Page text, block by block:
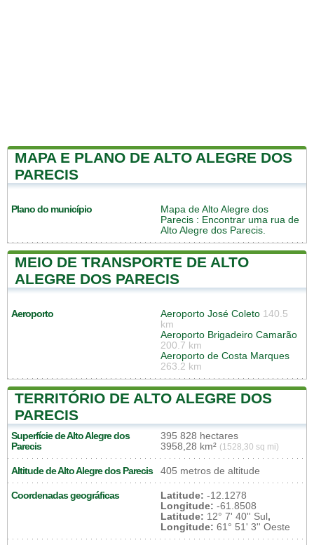
MAPA E PLANO DE ALTO ALEGRE DOS
PARECIS
Plano do município
Mapa de Alto Alegre dos
Parecis : Encontrar uma rua de
Alto Alegre dos Parecis.
MEIO DE TRANSPORTE DE ALTO
ALEGRE DOS PARECIS
Aeroporto Aeroporto José Coleto 140.5
km
Aeroporto Brigadeiro Camarão
200.7 km
Aeroporto de Costa Marques
263.2 km
TERRITÓRIO DE ALTO ALEGRE DOS
PARECIS
Superfície de Alto Alegre dos
Parecis
395 828 hectares
3958,28 km² (1528,30 sq mi)
Altitude de Alto Alegre dos Parecis 405 metros de altitude
Coordenadas geográficas Latitude: -12.1278
Longitude: -61.8508
Latitude: 12° 7' 40'' Sul,
Longitude: 61° 51' 3'' Oeste